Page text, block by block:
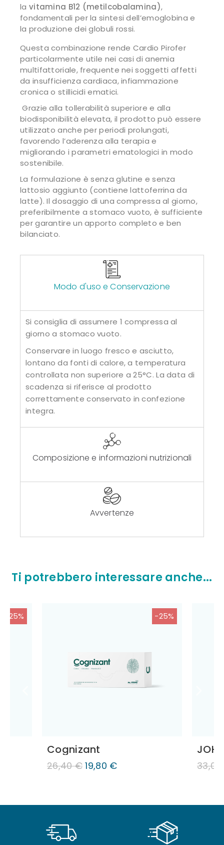
la vitamina B12 (metilcobalamina),
fondamentali per la sintesi dell’emoglobina e
la produzione dei globuli rossi.
Questa combinazione rende Cardio Pirofer
particolarmente utile nei casi di anemia
multifattoriale, frequente nei soggetti affetti
da insufficienza cardiaca, infiammazione
cronica o stillicidi ematici.
Grazie alla tollerabilità superiore e alla
biodisponibilità elevata, il prodotto può essere
utilizzato anche per periodi prolungati,
favorendo l’aderenza alla terapia e
migliorando i parametri ematologici in modo
sostenibile.
La formulazione è senza glutine e senza
lattosio aggiunto (contiene lattoferrina da
latte). Il dosaggio di una compressa al giorno,
preferibilmente a stomaco vuoto, è sufficiente
per garantire un apporto completo e ben
bilanciato.
Modo d'uso e Conservazione
Si consiglia di assumere 1 compressa al
giorno a stomaco vuoto.
Conservare in luogo fresco e asciutto,
lontano da fonti di calore, a temperatura
controllata non superiore a 25°C. La data di
scadenza si riferisce al prodotto
correttamente conservato in confezione
integra.
Composizione e informazioni nutrizionali
Avvertenze
Ti potrebbero interessare anche...
-25% -25%
Cognizant
26,40 € 19,80 €